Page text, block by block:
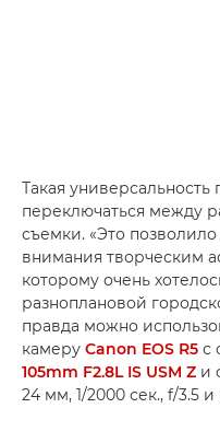
Такая
переключаться между
съемки. «Это
внимания творческим
которому очень
разноплановой
правда можно
камеру Canon EOS R5 с
105mm F2.8L IS USM Z и
24 мм, 1/2000 сек., f/3.5